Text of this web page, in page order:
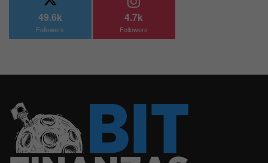
49.6k
Followers
4.7k
Followers